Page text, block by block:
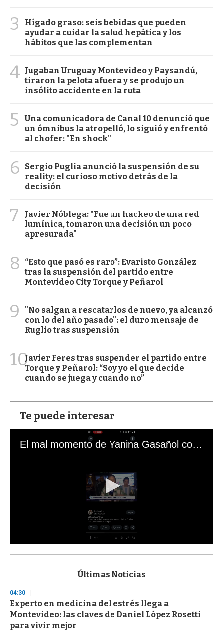
3
Hígado graso: seis bebidas que pueden
ayudar a cuidar la salud hepática y los
hábitos que las complementan
4 Jugaban Uruguay Montevideo y Paysandú,
tiraron la pelota afuera y se produjo un
insólito accidente en la ruta
5
Una comunicadora de Canal 10 denunció que
un ómnibus la atropelló, lo siguió y enfrentó
al chofer: "En shock"
6
Sergio Puglia anunció la suspensión de su
reality: el curioso motivo detrás de la
decisión
7
Javier Nóblega: "Fue un hackeo de una red
lumínica, tomaron una decisión un poco
apresurada"
8
“Esto que pasó es raro”: Evaristo González
tras la suspensión del partido entre
Montevideo City Torque y Peñarol
9
"No salgan a rescatarlos de nuevo, ya alcanzó
con lo del año pasado": el duro mensaje de
Ruglio tras suspensión
10Javier Feres tras suspender el partido entre
Torque y Peñarol: “Soy yo el que decide
cuando se juega y cuando no”
Te puede interesar
El mal momento de Yanina Gasañol con un hincha argentino en "Subrayado"
s
d
s
o
f
3
Últimas Noticias
04:30
Experto en medicina del estrés llega a
Montevideo: las claves de Daniel López Rosetti
para vivir mejor